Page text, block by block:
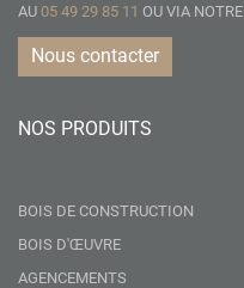
AU 05 49 29 85 11 OU VIA NOTRE
Nous contacter
NOS PRODUITS
BOIS DE CONSTRUCTION
BOIS D'ŒUVRE
AGENCEMENTS